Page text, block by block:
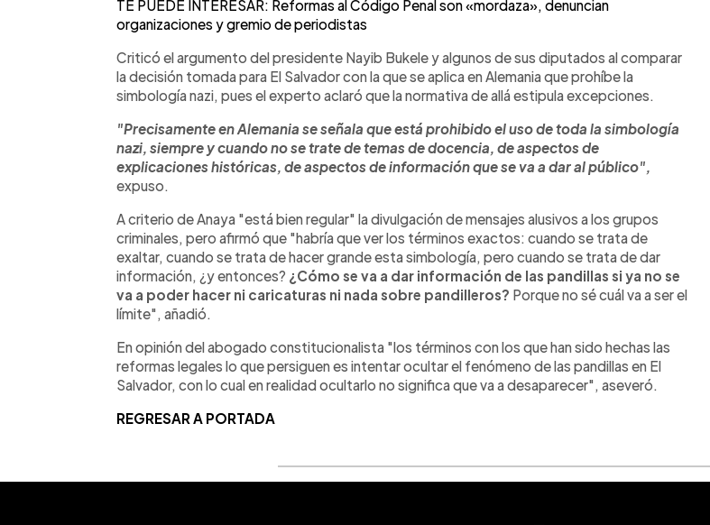
TE PUEDE INTERESAR: Reformas al Código Penal son «mordaza», denuncian
organizaciones y gremio de periodistas
Criticó el argumento del presidente Nayib Bukele y algunos de sus diputados al comparar
la decisión tomada para El Salvador con la que se aplica en Alemania que prohíbe la
simbología nazi, pues el experto aclaró que la normativa de allá estipula excepciones.
"Precisamente en Alemania se señala que está prohibido el uso de toda la simbología
nazi, siempre y cuando no se trate de temas de docencia, de aspectos de
explicaciones históricas, de aspectos de información que se va a dar al público",
expuso.
A criterio de Anaya "está bien regular" la divulgación de mensajes alusivos a los grupos
criminales, pero afirmó que "habría que ver los términos exactos: cuando se trata de
exaltar, cuando se trata de hacer grande esta simbología, pero cuando se trata de dar
información, ¿y entonces? ¿Cómo se va a dar información de las pandillas si ya no se
va a poder hacer ni caricaturas ni nada sobre pandilleros? Porque no sé cuál va a ser el
límite", añadió.
En opinión del abogado constitucionalista "los términos con los que han sido hechas las
reformas legales lo que persiguen es intentar ocultar el fenómeno de las pandillas en El
Salvador, con lo cual en realidad ocultarlo no significa que va a desaparecer", aseveró.
REGRESAR A PORTADA